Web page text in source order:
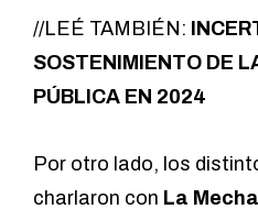
//LEÉ TAMBIÉN:
SOSTENIMIENTO DE
PÚBLICA EN 2024
Por otro lado, los
charlaron con La Mecha